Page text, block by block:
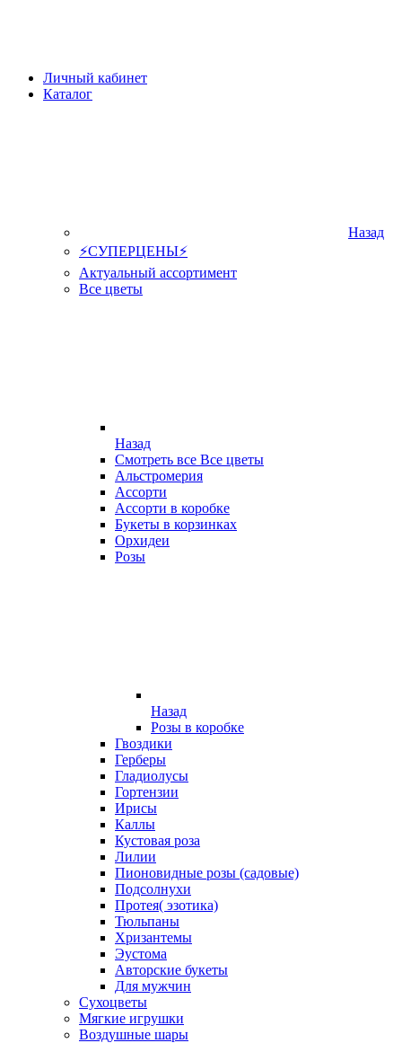
Личный кабинет
Каталог
Назад
⚡СУПЕРЦЕНЫ⚡
Актуальный ассортимент
Все цветы
Назад
Смотреть все Все цветы
Альстромерия
Ассорти
Ассорти в коробке
Букеты в корзинках
Орхидеи
Розы
Назад
Розы в коробке
Гвоздики
Герберы
Гладиолусы
Гортензии
Ирисы
Каллы
Кустовая роза
Лилии
Пионовидные розы (садовые)
Подсолнухи
Протея( эзотика)
Тюльпаны
Хризантемы
Эустома
Авторские букеты
Для мужчин
Сухоцветы
Мягкие игрушки
Воздушные шары